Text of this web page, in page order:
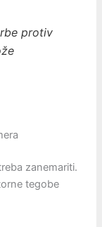
protiv
zanemariti.
tegobe